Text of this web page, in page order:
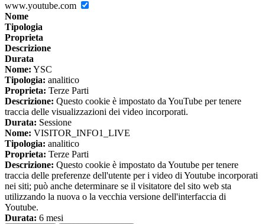
www.youtube.com
Nome
Tipologia
Proprieta
Descrizione
Durata
Nome: YSC
Tipologia: analitico
Proprieta: Terze Parti
Descrizione: Questo cookie è impostato da YouTube per tenere
traccia delle visualizzazioni dei video incorporati.
Durata: Sessione
Nome: VISITOR_INFO1_LIVE
Tipologia: analitico
Proprieta: Terze Parti
Descrizione: Questo cookie è impostato da Youtube per tenere
traccia delle preferenze dell'utente per i video di Youtube incorporati
nei siti; può anche determinare se il visitatore del sito web sta
utilizzando la nuova o la vecchia versione dell'interfaccia di
Youtube.
Durata: 6 mesi